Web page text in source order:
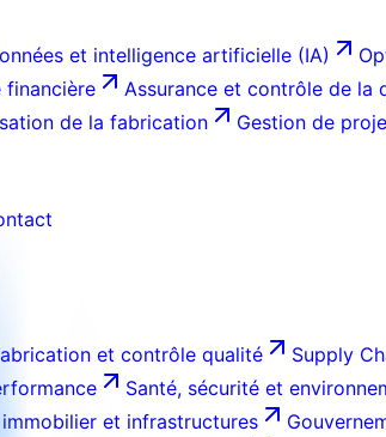
et intelligence artificielle (IA)
financière Assurance et contrôle de la
de la fabrication Gestion de
et contrôle qualité Supply
Santé, sécurité et
et infrastructures